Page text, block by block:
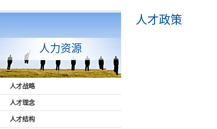
人力资源
人才战略
人才理念
人才结构
人才政策